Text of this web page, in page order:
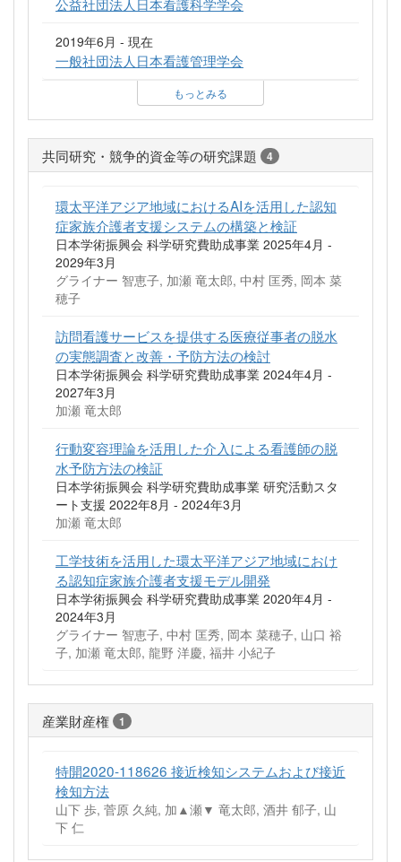
2019年6月 - 現在
一般社団法人日本看護管理学会
もっとみる
共同研究・競争的資金等の研究課題 4
環太平洋アジア地域におけるAIを活用した認知
症家族介護者支援システムの構築と検証
日本学術振興会 科学研究費助成事業 2025年4月 -
2029年3月
グライナー 智恵子, 加瀬 竜太郎, 中村 匡秀, 岡本 菜
穂子
訪問看護サービスを提供する医療従事者の脱水
の実態調査と改善・予防方法の検討
日本学術振興会 科学研究費助成事業 2024年4月 -
2027年3月
加瀬 竜太郎
行動変容理論を活用した介入による看護師の脱
水予防方法の検証
日本学術振興会 科学研究費助成事業 研究活動スタ
ート支援 2022年8月 - 2024年3月
加瀬 竜太郎
工学技術を活用した環太平洋アジア地域におけ
る認知症家族介護者支援モデル開発
日本学術振興会 科学研究費助成事業 2020年4月 -
2024年3月
グライナー 智恵子, 中村 匡秀, 岡本 菜穂子, 山口 裕
子, 加瀬 竜太郎, 龍野 洋慶, 福井 小紀子
産業財産権 1
特開2020-118626 接近検知システムおよび接近
検知方法
山下 歩, 菅原 久純, 加▲瀬▼ 竜太郎, 酒井 郁子, 山
下 仁